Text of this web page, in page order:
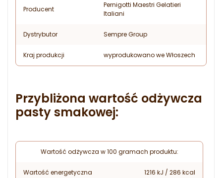
Producent
Pernigotti Maestri Gelatieri
Italiani
Dystrybutor Sempre Group
Kraj produkcji wyprodukowano we Włoszech
Przybliżona wartość odżywcza
pasty smakowej:
Wartość odżywcza w 100 gramach produktu:
Wartość energetyczna 1216 kJ / 286 kcal